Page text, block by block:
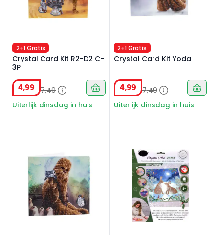
2+1 Gratis
Crystal Card Kit R2-D2 C-
3P
4,99 7,49
Uiterlijk dinsdag in huis
2+1 Gratis
Crystal Card Kit Yoda
4,99 7,49
Uiterlijk dinsdag in huis